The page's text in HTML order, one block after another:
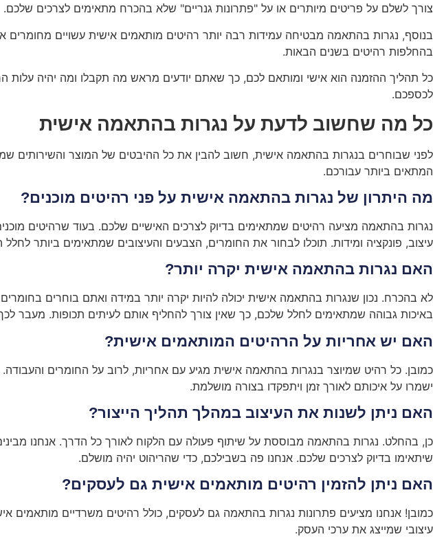
צורך לשלם על פריטים מיותרים או על "פתרונות גנריים" שלא בהכרח מתאימים לצרכים שלכם.
בנוסף, נגרות בהתאמה מבטיחה עמידות רבה יותר רהיטים מותאמים אישית עשויים מחומרים
בהחלפות רהיטים בשנים הבאות.
כל תהליך ההזמנה הוא אישי ומותאם לכם, כך שאתם יודעים מראש מה תקבלו ומה יהיה עלות
לכספכם.
כל מה שחשוב לדעת על נגרות בהתאמה אישית
לפני שבוחרים בנגרות בהתאמה אישית, חשוב להבין את כל ההיבטים של המוצר והשירותים
המתאים ביותר עבורכם.
מה היתרון של נגרות בהתאמה אישית על פני רהיטים מוכנים?
נגרות בהתאמה מציעה רהיטים שמתאימים בדיוק לצרכים האישיים שלכם. בעוד שרהיטים
עיצוב, פונקציה ומידות. תוכלו לבחור את החומרים, הצבעים והעיצובים שמתאימים ביותר
האם נגרות בהתאמה אישית יקרה יותר?
לא בהכרח. נכון שנגרות בהתאמה אישית יכולה להיות יקרה יותר במידה ואתם בוחרים
באיכות גבוהה שמתאימים לחלל שלכם, כך שאין צורך להחליף אותם לעיתים תכופות. מעבר
האם יש אחריות על הרהיטים המותאמים אישית?
ישמרו על איכותם לאורך זמן ויתפקדו בצורה מושלמת.
האם ניתן לשנות את העיצוב במהלך תהליך הייצור?
כן, בהחלט. נגרות בהתאמה מבוססת על שיתוף פעולה עם הלקוח לאורך כל הדרך. אנחנו
שיתאימו בדיוק לצרכים שלכם. אנחנו פה בשבילכם, כדי שהריהוט יהיה מושלם.
האם ניתן להזמין רהיטים מותאמים אישית גם לעסקים?
כמובן! אנחנו מציעים פתרונות נגרות בהתאמה גם לעסקים, כולל רהיטים משרדיים מותאמים
עיצובי שמייצג את ערכי העסק.